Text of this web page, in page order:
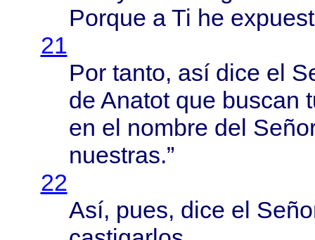
Porque a Ti he
21
Por tanto, así dice el
de Anatotque buscan
en el nombre del Señor
nuestras.”
22
Así, pues, dice el